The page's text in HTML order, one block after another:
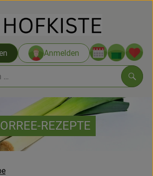
Anmelden
öffnen oder
REZEPTE